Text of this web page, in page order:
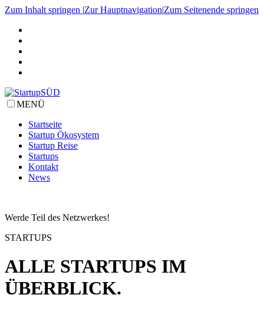
Zum Inhalt springen |Zur Hauptnavigation|Zum Seitenende springen
MENÜ
Startseite
Startup Ökosystem
Startup Reise
Startups
Kontakt
News
Werde Teil des Netzwerkes!
STARTUPS
ALLE STARTUPS IM
ÜBERBLICK.